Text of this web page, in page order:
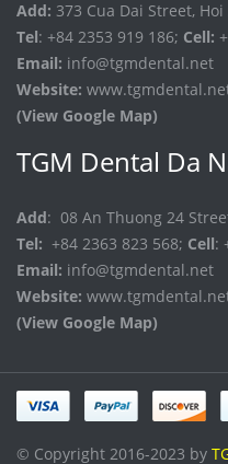
Add: 373 Cua Dai Street,
Tel: +84 2353 919 186; Cell:
Email: info@tgmdental.net
Website:
(View Google Map)
TGM Dental Da
Add: 08 An Thuong 24
Tel: +84 2363 823 568; Cell:
Email: info@tgmdental.net
Website:
(View Google Map)
© Copyright 2016-2023 by